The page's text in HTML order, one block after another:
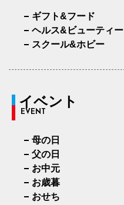
ギフト&フード
ヘルス&ビューティー
スクール&ホビー
イベント
EVENT
母の日
父の日
お中元
お歳暮
おせち